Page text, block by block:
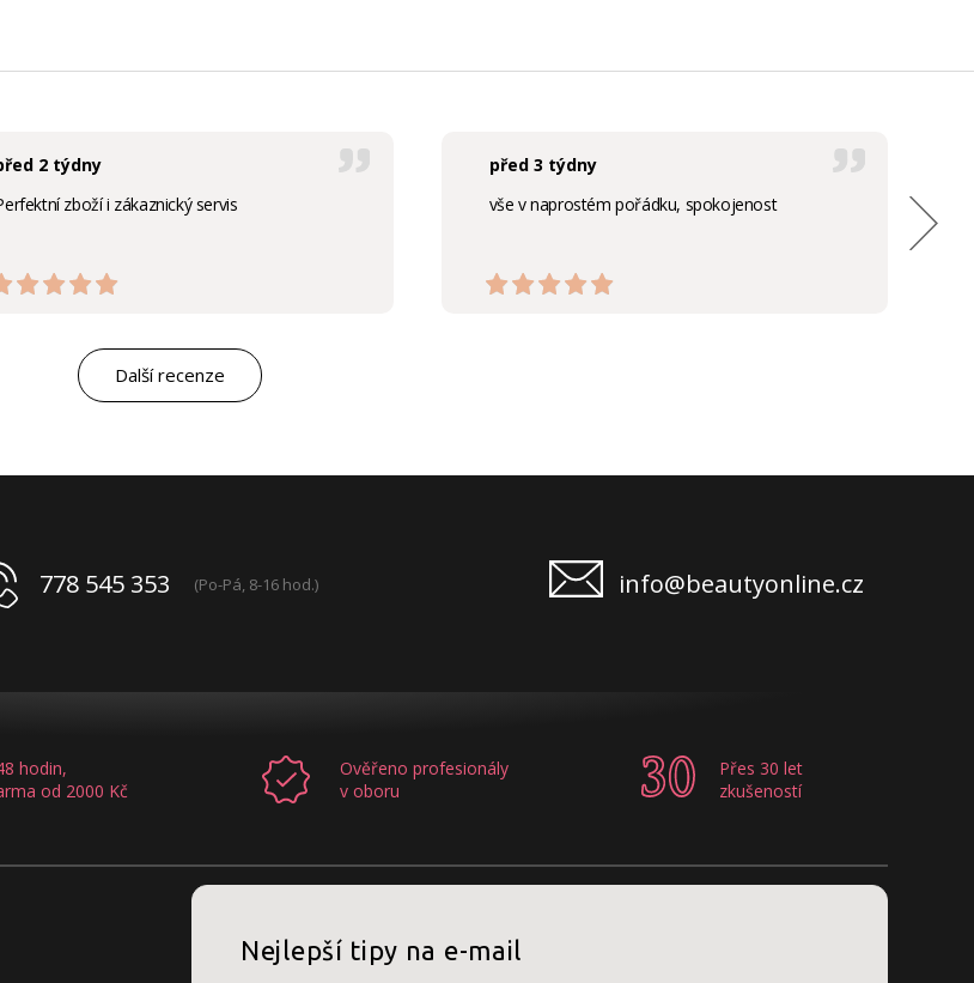
2 týdny
zboží i zákaznický servis
před 3 týdny
vše v naprostém pořádku, spokojenost
Další recenze
778 545 353 (Po-Pá, 8-16 hod.) info@beautyonline.cz
hodin,
od 2000 Kč
Ověřeno profesionály
v oboru
Přes 30 let
zkušeností
Nejlepší tipy na e-mail